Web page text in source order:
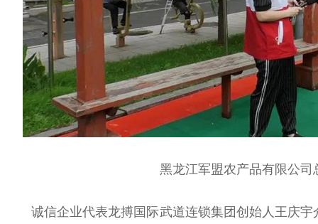
黑龙江军盟农产品有限公司
诚信企业代表龙搏国际武道连锁集团创始人王庆